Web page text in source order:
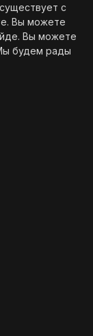
с
Вы можете
Вы можете
будем рады